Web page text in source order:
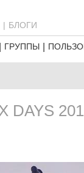
БЛОГИ
ГРУППЫ
DAYS